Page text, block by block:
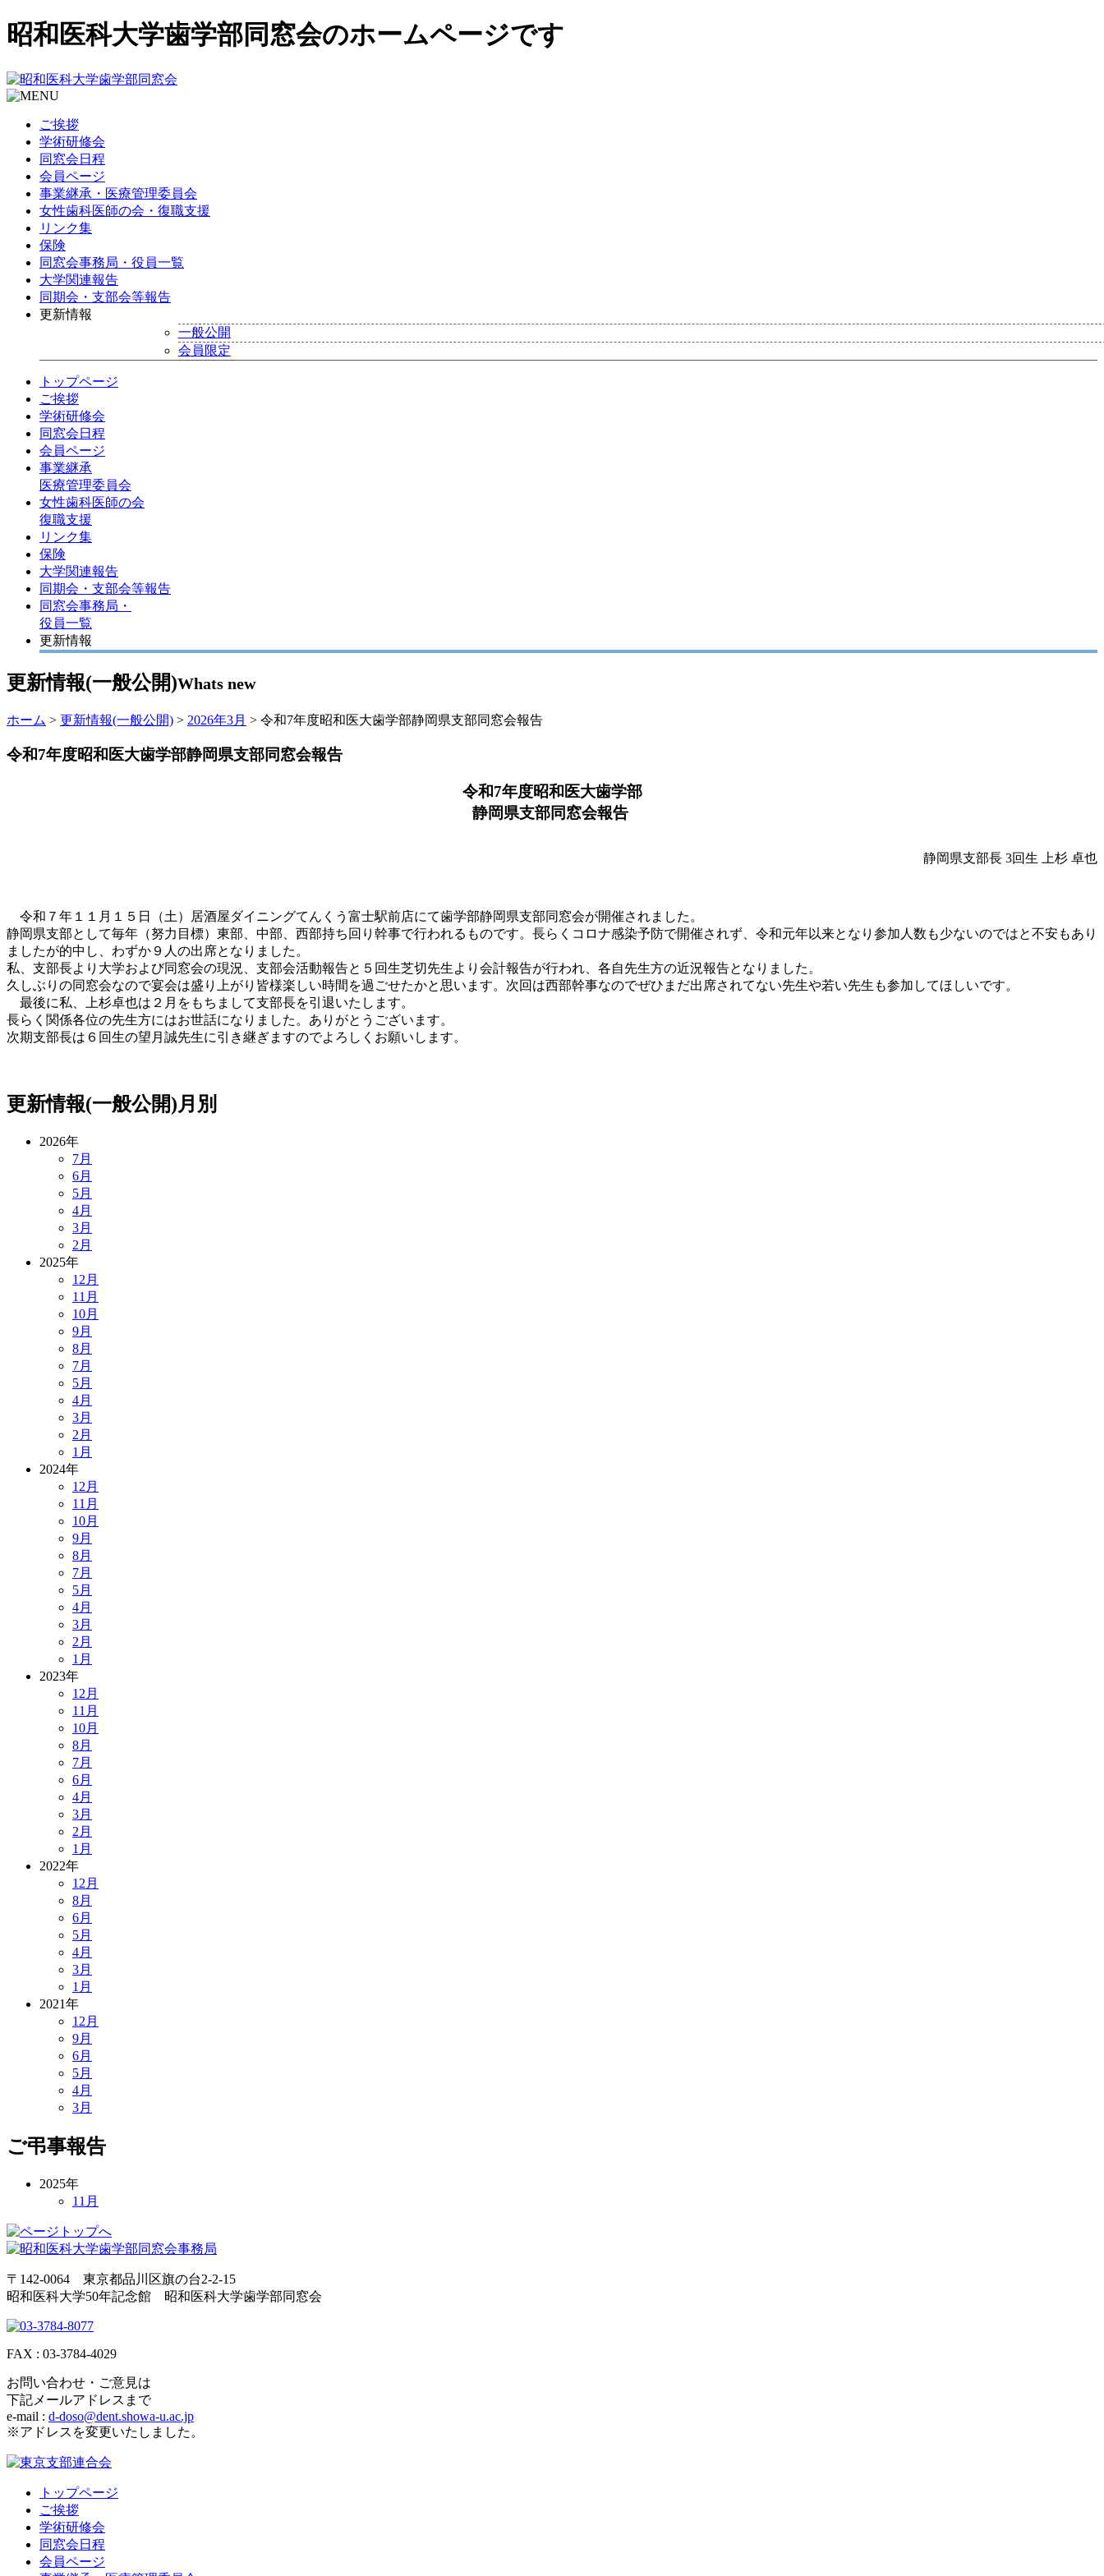
昭和医科大学歯学部同窓会のホームページです
ご挨拶
学術研修会
同窓会日程
会員ページ
事業継承・医療管理委員会
女性歯科医師の会・復職支援
リンク集
保険
同窓会事務局・役員一覧
大学関連報告
同期会・支部会等報告
更新情報
一般公開
会員限定
トップページ
ご挨拶
学術研修会
同窓会日程
会員ページ
事業継承
医療管理委員会
女性歯科医師の会
復職支援
リンク集
保険
大学関連報告
同期会・支部会等報告
同窓会事務局・
役員一覧
更新情報
更新情報(一般公開)Whats new
ホーム > 更新情報(一般公開) > 2026年3月 > 令和7年度昭和医大歯学部静岡県支部同窓会報告
令和7年度昭和医大歯学部静岡県支部同窓会報告
令和7年度昭和医大歯学部
静岡県支部同窓会報告
静岡県支部長 3回生 上杉 卓也
令和７年１１月１５日（土）居酒屋ダイニングてんくう富士駅前店にて歯学部静岡県支部同窓会が開催されました。
静岡県支部として毎年（努力目標）東部、中部、西部持ち回り幹事で行われるものです。長らくコロナ感染予防で開催されず、令和元年以来となり参加人数も少ないのではと不安もあり
ましたが的中し、わずか９人の出席となりました。
私、支部長より大学および同窓会の現況、支部会活動報告と５回生芝切先生より会計報告が行われ、各自先生方の近況報告となりました。
久しぶりの同窓会なので宴会は盛り上がり皆様楽しい時間を過ごせたかと思います。次回は西部幹事なのでぜひまだ出席されてない先生や若い先生も参加してほしいです。
最後に私、上杉卓也は２月をもちまして支部長を引退いたします。
長らく関係各位の先生方にはお世話になりました。ありがとうございます。
次期支部長は６回生の望月誠先生に引き継ぎますのでよろしくお願いします。
更新情報(一般公開)月別
2026年
7月
6月
5月
4月
3月
2月
2025年
12月
11月
10月
9月
8月
7月
5月
4月
3月
2月
1月
2024年
12月
11月
10月
9月
8月
7月
5月
4月
3月
2月
1月
2023年
12月
11月
10月
8月
7月
6月
4月
3月
2月
1月
2022年
12月
8月
6月
5月
4月
3月
1月
2021年
12月
9月
6月
5月
4月
3月
ご弔事報告
2025年
11月
〒142-0064 東京都品川区旗の台2-2-15
昭和医科大学50年記念館 昭和医科大学歯学部同窓会
FAX : 03-3784-4029
お問い合わせ・ご意見は
下記メールアドレスまで
e-mail : d-doso@dent.showa-u.ac.jp
※アドレスを変更いたしました。
トップページ
ご挨拶
学術研修会
同窓会日程
会員ページ